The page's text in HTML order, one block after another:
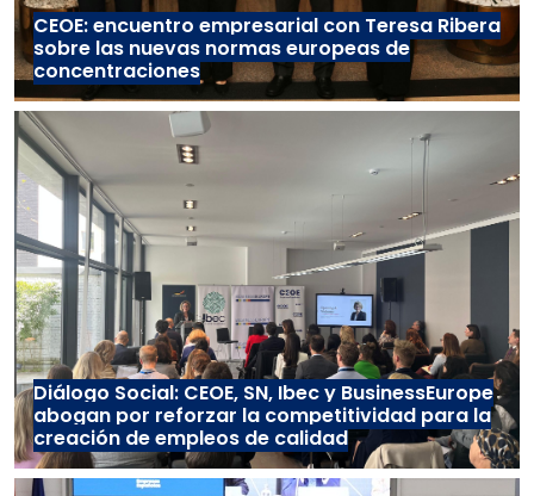
CEOE: encuentro empresarial con Teresa Ribera
sobre las nuevas normas europeas de
concentraciones
Diálogo Social: CEOE, SN, Ibec y BusinessEurope
abogan por reforzar la competitividad para la
creación de empleos de calidad